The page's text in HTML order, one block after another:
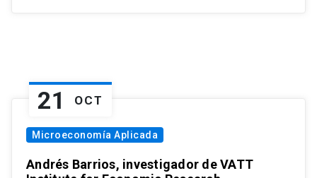
21 OCT
Microeconomía Aplicada
Andrés Barrios, investigador de VATT